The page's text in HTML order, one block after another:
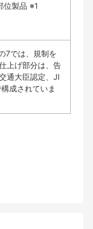
位製品 ※1
7では、規制を
上げ部分は、告
通大臣認定、JI
成されていま